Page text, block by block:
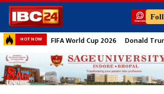
HOT NOW FIFA World Cup 2026 Donald